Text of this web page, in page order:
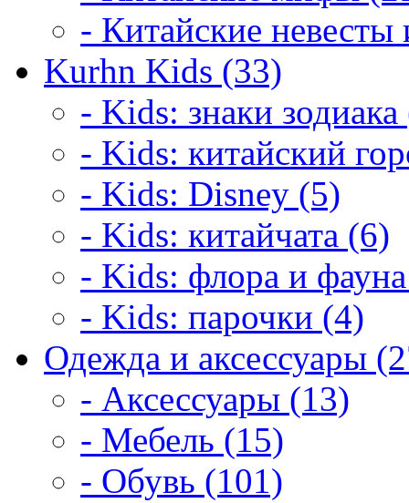
- Китайские
Kurhn Kids (33)
- Kids: знаки
- Kids: китайский
- Kids: Disney (5)
- Kids: китайчата (6)
- Kids: флора и
- Kids: парочки (4)
Одежда и аксессуары
- Аксессуары (13)
- Мебель (15)
- Обувь (101)